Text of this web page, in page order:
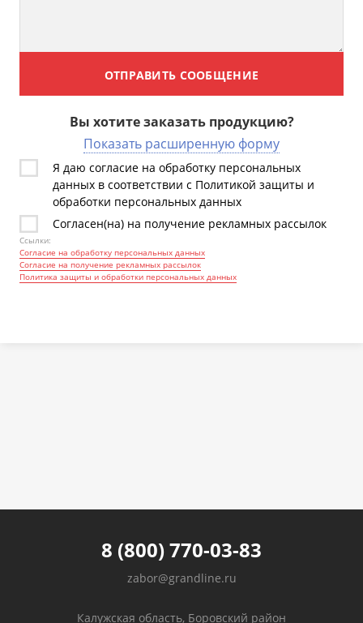
ОТПРАВИТЬ СООБЩЕНИЕ
Вы хотите заказать продукцию?
Показать расширенную форму
Я даю согласие на обработку персональных
данных в соответствии с Политикой защиты и
обработки персональных данных
Согласен(на) на получение рекламных рассылок
Ссылки:
Согласие на обработку персональных данных
Согласие на получение рекламных рассылок
Политика защиты и обработки персональных данных
8 (800) 770-03-83
zabor@grandline.ru
Калужская область, Боровский район